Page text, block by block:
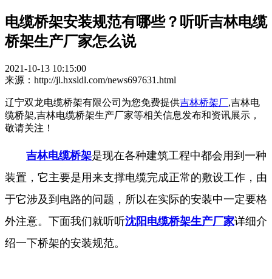
电缆桥架安装规范有哪些？听听吉林电缆
桥架生产厂家怎么说
2021-10-13 10:15:00
来源：http://jl.hxsldl.com/news697631.html
辽宁双龙电缆桥架有限公司为您免费提供吉林桥架厂,吉林电
缆桥架,吉林电缆桥架生产厂家等相关信息发布和资讯展示，
敬请关注！
吉林电缆桥架是现在各种建筑工程中都会用到一种
装置，它主要是用来支撑电缆完成正常的敷设工作，由
于它涉及到电路的问题，所以在实际的安装中一定要格
外注意。下面我们就听听沈阳电缆桥架生产厂家详细介
绍一下桥架的安装规范。